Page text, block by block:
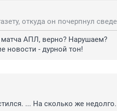
АПЛ, верно? Нарушаем?
новости - дурной тон!
... На сколько же недолго.